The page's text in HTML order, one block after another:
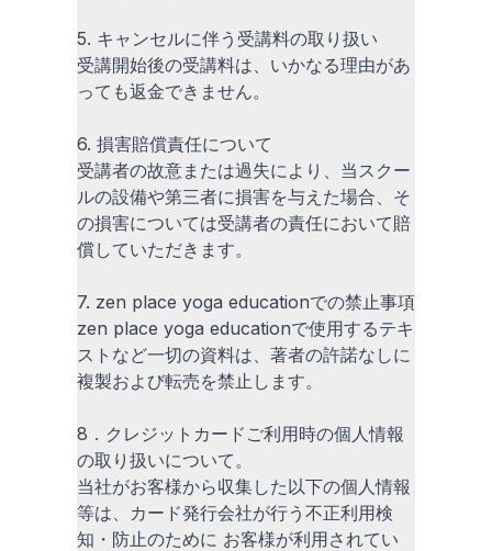
5. キャンセルに伴う受講料の取り扱い
受講開始後の受講料は、いかなる理由があ
っても返金できません。
6. 損害賠償責任について
受講者の故意または過失により、当スクー
ルの設備や第三者に損害を与えた場合、そ
の損害については受講者の責任において賠
償していただきます。
7. zen place yoga educationでの禁止事項
zen place yoga educationで使用するテキ
ストなど一切の資料は、著者の許諾なしに
複製および転売を禁止します。
8．クレジットカードご利用時の個人情報
の取り扱いについて。
当社がお客様から収集した以下の個人情報
等は、カード発行会社が行う不正利用検
知・防止のために お客様が利用されてい